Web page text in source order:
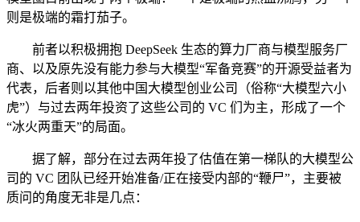
则是极端的霜打茄子。
前者以积极拥抱 DeepSeek 生态的算力厂商与模型服务厂
商、以及原先没有能力参与大模型“军备竞赛”的开源受益者为
代表，后者则以其他中国大模型创业公司（俗称“大模型六小
虎”）与过去两年投资了这些公司的 VC 们为主，形成了一个
“冰火两重天”的局面。
据了解，部分在过去两年投了估值在第一梯队的大模型公
司的 VC 团队已经开始准备/正在接受内部的“鞭尸”，主要被
质问的角度无非是几点：